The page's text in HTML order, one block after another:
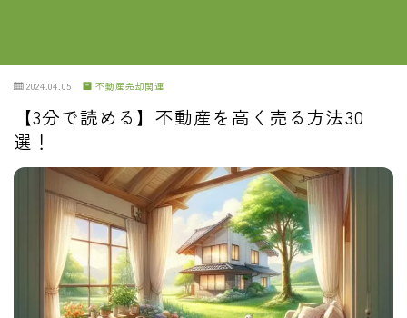
2024.04.05 不動産売却関連
【3分で読める】不動産を高く売る方法30
選！